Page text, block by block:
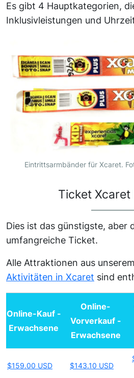
Es gibt 4 Hauptkategorien,
Inklusivleistungen und
Eintrittsarmbänder für Xcaret.
Ticket Xcaret
Dies ist das günstigste, aber
umfangreiche Ticket.
Alle Attraktionen aus unserem
Aktivitäten in Xcaret sind
Online-Kauf -
Erwachsene
Online-
Vorverkauf -
Erwachsene
$159.00 USD $143.10 USD